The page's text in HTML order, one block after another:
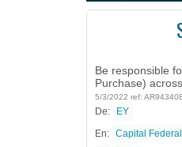
Be responsible
Purchase)
5/3/2022 ref: AR943408
De: EY
En: Capital Federal